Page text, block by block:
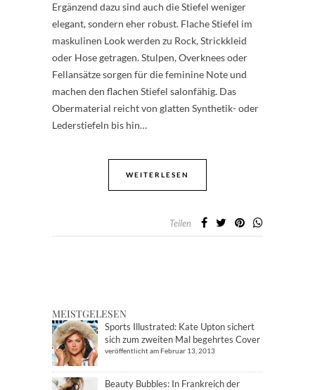
Ergänzend dazu sind auch die Stiefel weniger
elegant, sondern eher robust. Flache Stiefel im
maskulinen Look werden zu Rock, Strickkleid
oder Hose getragen. Stulpen, Overknees oder
Fellansätze sorgen für die feminine Note und
machen den flachen Stiefel salonfähig. Das
Obermaterial reicht von glatten Synthetik- oder
Lederstiefeln bis hin…
WEITERLESEN
Teilen
MEISTGELESEN
Sports Illustrated: Kate Upton sichert
sich zum zweiten Mal begehrtes Cover
veröffentlicht am Februar 13, 2013
Beauty Bubbles: In Frankreich der